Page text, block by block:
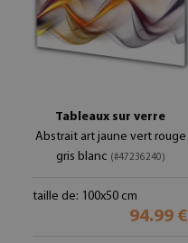
Tableaux sur verre
Abstrait art jaune vert rouge
gris blanc (#47236240)
taille de: 100x50 cm
94.99 €